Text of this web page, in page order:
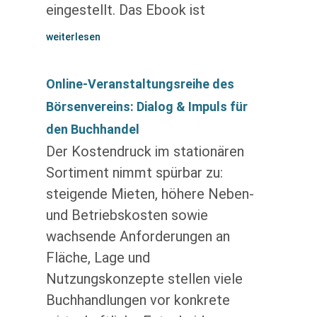
eingestellt. Das Ebook ist
weiterlesen
Online-Veranstaltungsreihe des
Börsenvereins: Dialog & Impuls für
den Buchhandel
Der Kostendruck im stationären
Sortiment nimmt spürbar zu:
steigende Mieten, höhere Neben-
und Betriebskosten sowie
wachsende Anforderungen an
Fläche, Lage und
Nutzungskonzepte stellen viele
Buchhandlungen vor konkrete